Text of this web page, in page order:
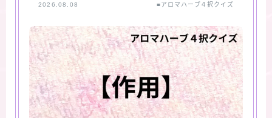
2026.08.08 ■アロマハーブ４択クイズ